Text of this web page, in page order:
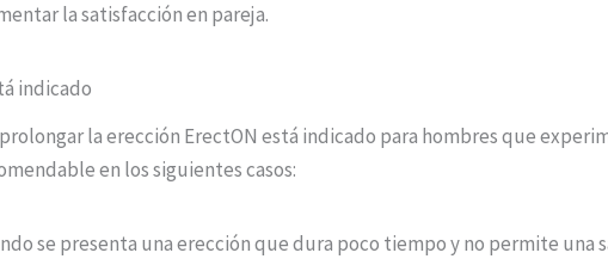
la satisfacción en pareja.
indicado
la erección ErectON está indicado para hombres que
en los siguientes casos:
se presenta una erección que dura poco tiempo y no permite una